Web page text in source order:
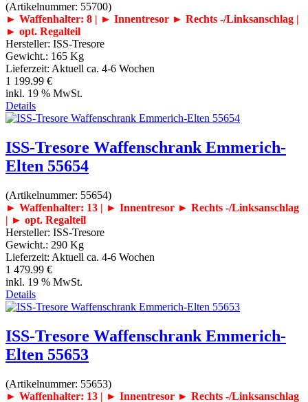
(Artikelnummer: 55700)
► Waffenhalter: 8 | ► Innentresor ► Rechts -/Linksanschlag |
► opt. Regalteil
Hersteller: ISS-Tresore
Gewicht.: 165 Kg
Lieferzeit: Aktuell ca. 4-6 Wochen
1 199.99 €
inkl. 19 % MwSt.
Details
ISS-Tresore Waffenschrank Emmerich-
Elten 55654
(Artikelnummer: 55654)
► Waffenhalter: 13 | ► Innentresor ► Rechts -/Linksanschlag
| ► opt. Regalteil
Hersteller: ISS-Tresore
Gewicht.: 290 Kg
Lieferzeit: Aktuell ca. 4-6 Wochen
1 479.99 €
inkl. 19 % MwSt.
Details
ISS-Tresore Waffenschrank Emmerich-
Elten 55653
(Artikelnummer: 55653)
► Waffenhalter: 13 | ► Innentresor ► Rechts -/Linksanschlag